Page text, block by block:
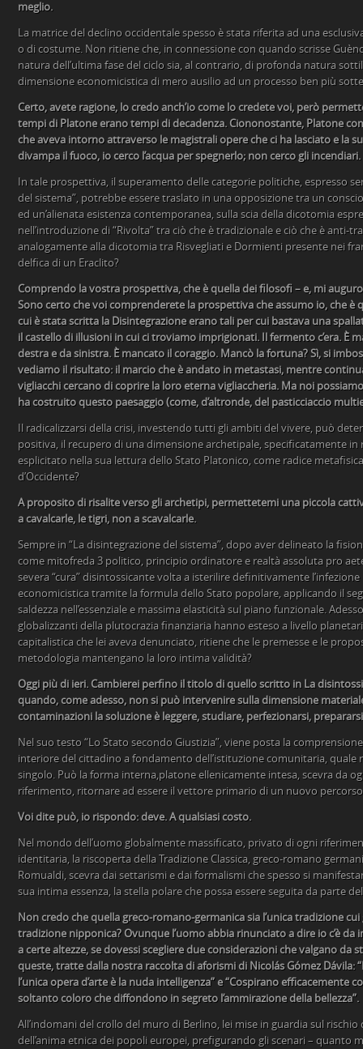
meglio.
La matrice del declino occidentale spesso è stata riferita ad una
o di costume. Non ritiene che, in connessione con quando scrisse
natura dell’ultima fase del ciclo sia, al contrario, di profonda natura
dimensione economicistica di mero ausilio ad un processo ben più
Certo, avete ragione, lo credo anch’io come lo credete voi, però
tempi di Platone erano tempi di decadenza. Ciononostante, Platone
che aveva intorno attraverso le magistrali opere che ci ha lasciato e la
divampa il fuoco, io cerco l’acqua per spegnerlo; non cerco gli incendiari.
In tale prospettiva, il superamento delle categorie politiche, espresso
del sistema”, potrebbe essere traslato in una opposizione tra un
ed un’alienata esistenza contemporanea, sulla scia della dicotomia
nell’introduzione di “Rivolta” tra ciò che è tradizionale e ciò che è anti-
analogamente alla dicotomia tra Risvegliati e Dormienti presente nei
delfica di un Eraclito?
Comprendo la vostra prospettiva, che è quella dei filosofi – e, mi
Sono certo che voi comprenderete la prospettiva che assumo io, che è
cui è stata scritta la Disintegrazione erano tali per cui bastava una
il castello di illusioni in cui ci troviamo imprigionati. Il fermento c’era. È
destra e da sinistra. È mancato il coraggio. Mancò la fortuna? Sì, si
vediamo il risultato: il marcio che è andato in metastasi, mentre
vigliacchi cercano di coprire la loro eterna vigliaccheria. Ma noi
ha costruito questo paesaggio (come, d’altronde, del pasticciaccio
Il radicalizzarsi della crisi, investendo tutti gli ambiti del vivere, può
positiva, il recupero di una dimensione archetipale, specificatamente in
esplicitato nella sua lettura dello Stato Platonico, come radice
d’Occidente?
A proposito di risalite verso gli archetipi, permettetemi una piccola
a cavalcarle, le tigri, non a scavalcarle.
Sempre in “La disintegrazione del sistema”, dopo aver delineato la
come mitofreda 3 politico, principio ordinatore e realtà assoluta pro
severa “cura” disintossicante volta a isterilire definitivamente
economicistica tramite la formula dello Stato popolare, applicando il
saldezza nell’essenziale e massima elasticità sul piano funzionale.
globalizzanti della plutocrazia finanziaria hanno esteso a livello
capitalistica che lei aveva denunciato, ritiene che le premesse e le
metodologia mantengano la loro intima validità?
Oggi più di ieri. Cambierei perfino il titolo di quello scritto in La
quando, come adesso, non si può intervenire sulla dimensione
contaminazioni la soluzione è leggere, studiare, perfezionarsi,
Nel suo testo “Lo Stato secondo Giustizia”, viene posta la
interiore del cittadino a fondamento dell’istituzione comunitaria, quale
singolo. Può la forma interna,platone ellenicamente intesa, scevra da
riferimento, ritornare ad essere il vettore primario di un nuovo
Voi dite può, io rispondo: deve. A qualsiasi costo.
Nel mondo dell’uomo globalmente massificato, privato di ogni
identitaria, la riscoperta della Tradizione Classica, greco-romano
Romualdi, scevra dai settarismi e dai formalismi che spesso si
sua intima essenza, la stella polare che possa essere seguita da parte
Non credo che quella greco-romano-germanica sia l’unica tradizione cui
tradizione nipponica? Ovunque l’uomo abbia rinunciato a dire io c’è da
a certe altezze, se dovessi scegliere due considerazioni che valgano da
queste, tratte dalla nostra raccolta di aforismi di Nicolás Gómez Dávila:
l’unica opera d’arte è la nuda intelligenza” e “Cospirano efficacemente
soltanto coloro che diffondono in segreto l’ammirazione della bellezza”.
All’indomani del crollo del muro di Berlino, lei mise in guardia sul
dell’anima etnica dei popoli europei, prefigurando gli scenari – quanto